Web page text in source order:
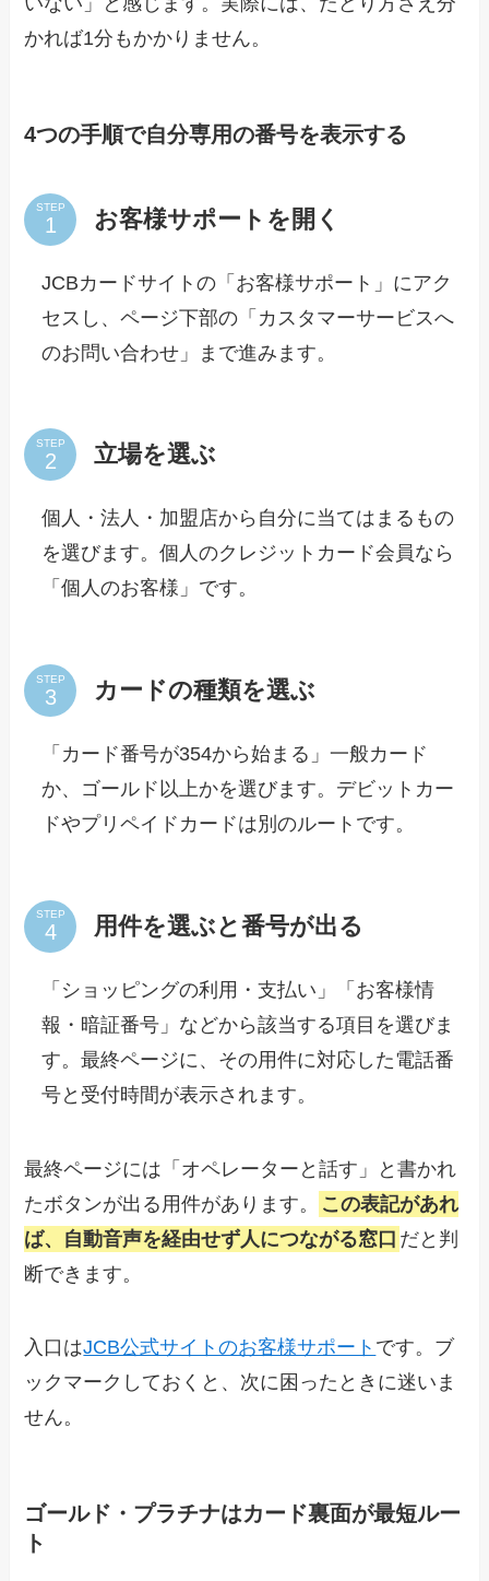
かれば1分もかかりません。
4つの手順で自分専用の番号を表示する
STEP お客様サポートを開く
JCBカードサイトの「お客様サポート」にアク
セスし、ページ下部の「カスタマーサービスへ
のお問い合わせ」まで進みます。
STEP 立場を選ぶ
個人・法人・加盟店から自分に当てはまるもの
を選びます。個人のクレジットカード会員なら
「個人のお客様」です。
STEP カードの種類を選ぶ
「カード番号が354から始まる」一般カード
か、ゴールド以上かを選びます。デビットカー
ドやプリペイドカードは別のルートです。
STEP 用件を選ぶと番号が出る
「ショッピングの利用・支払い」「お客様情
報・暗証番号」などから該当する項目を選びま
す。最終ページに、その用件に対応した電話番
号と受付時間が表示されます。
最終ページには「オペレーターと話す」と書かれ
たボタンが出る用件があります。
この表記があれ
ば、自動音声を経由せず人につながる窓口 だと判
断できます。
入口はJCB公式サイトのお客様サポート です。ブ
ックマークしておくと、次に困ったときに迷いま
せん。
ゴールド・プラチナはカード裏面が最短ルー
ト